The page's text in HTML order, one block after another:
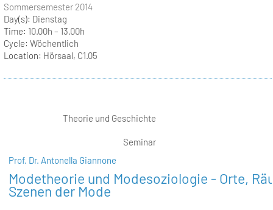
Sommersemester 2014
Day(s): Dienstag
Time: 10.00h – 13.00h
Cycle: Wöchentlich
Location: Hörsaal, C1.05
Theorie und Geschichte
Seminar
Prof. Dr. Antonella Giannone
Modetheorie und Modesoziologie - Orte,
Szenen der Mode